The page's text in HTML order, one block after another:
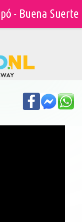
- Buena Suerte